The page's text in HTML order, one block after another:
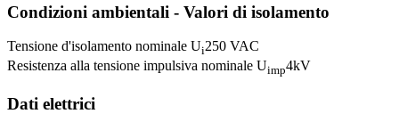
Condizioni ambientali - Valori di isolamento
Tensione d'isolamento nominale Ui250 VAC
Resistenza alla tensione impulsiva nominale Uimp4kV
Dati elettrici